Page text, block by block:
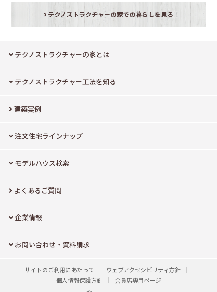
テクノストラクチャーの家での暮らしを見る
テクノストラクチャーの家とは
テクノストラクチャー工法を知る
建築実例
注文住宅ラインナップ
モデルハウス検索
よくあるご質問
企業情報
お問い合わせ・資料請求
サイトのご利用にあたって
ウェブアクセシビリティ方針
個人情報保護方針
会員店専用ページ